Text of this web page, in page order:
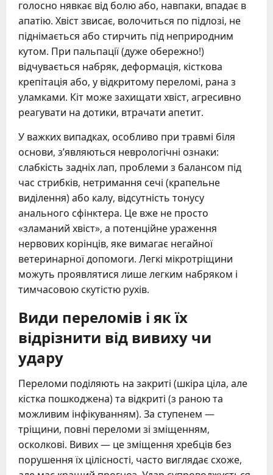
голосно нявкає від болю або, навпаки, впадає в
апатію. Хвіст звисає, волочиться по підлозі, не
піднімається або стирчить під неприродним
кутом. При пальпації (дуже обережно!)
відчувається набряк, деформація, кісткова
крепітація або, у відкритому переломі, рана з
уламками. Кіт може захищати хвіст, агресивно
реагувати на дотики, втрачати апетит.
У важких випадках, особливо при травмі біля
основи, з’являються неврологічні ознаки:
слабкість задніх лап, проблеми з балансом під
час стрибків, нетримання сечі (крапельне
виділення) або калу, відсутність тонусу
анального сфінктера. Це вже не просто
«зламаний хвіст», а потенційне ураження
нервових корінців, яке вимагає негайної
ветеринарної допомоги. Легкі мікротріщини
можуть проявлятися лише легким набряком і
тимчасовою скутістю рухів.
Види переломів і як їх
відрізнити від вивиху чи
удару
Переломи поділяють на закриті (шкіра ціла, але
кістка пошкоджена) та відкриті (з раною та
можливим інфікуванням). За ступенем —
тріщини, повні переломи зі зміщенням,
осколкові. Вивих — це зміщення хребців без
порушення їх цілісності, часто виглядає схоже,